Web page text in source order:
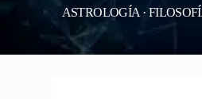
ASTROLOGÍA ·